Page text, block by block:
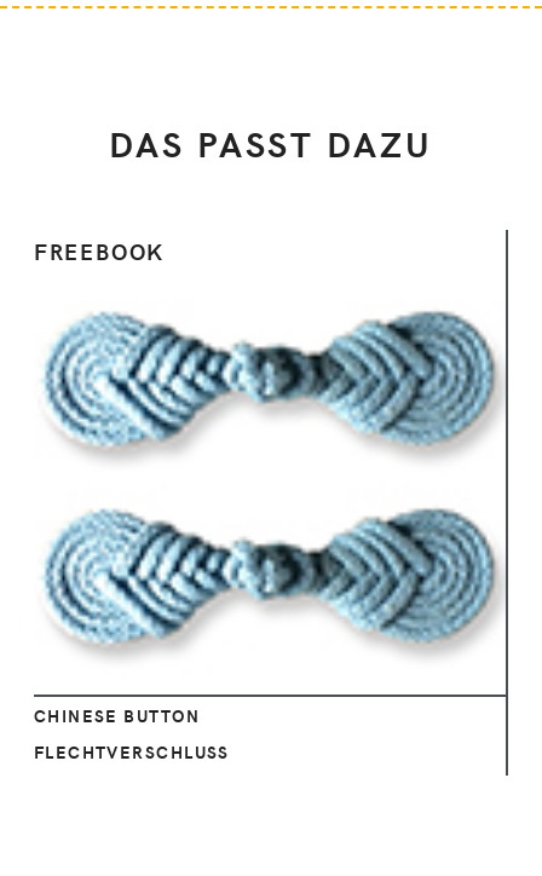
DAS PASST DAZU
FREEBOOK
CHINESE BUTTON
FLECHTVERSCHLUSS